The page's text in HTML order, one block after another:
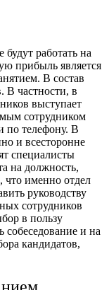
работать на
прибыль является
В состав
В частности, в
выступает
сотрудником
по телефону. В
и всесторонне
специалисты
на должность,
что именно отдел
руководству
сотрудников
в пользу
и на
кандидатов,